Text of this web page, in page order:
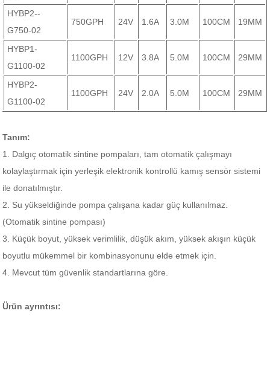
HYBP2--
G750-02
750GPH 24V 1.6A 3.0M 100CM 19MM
HYBP1-
G1100-02
1100GPH 12V 3.8A 5.0M 100CM 29MM
HYBP2-
G1100-02
1100GPH 24V 2.0A 5.0M 100CM 29MM
Tanım:
1. Dalgıç otomatik sintine pompaları, tam otomatik çalışmayı
kolaylaştırmak için yerleşik elektronik kontrollü kamış sensör sistemi
ile donatılmıştır.
2. Su yükseldiğinde pompa çalışana kadar güç kullanılmaz.
(Otomatik sintine pompası)
3. Küçük boyut, yüksek verimlilik, düşük akım, yüksek akışın küçük
boyutlu mükemmel bir kombinasyonunu elde etmek için.
4. Mevcut tüm güvenlik standartlarına göre.
Ürün ayrıntısı: